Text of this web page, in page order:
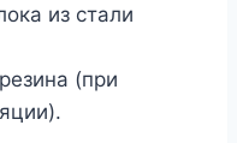
из стали
(при